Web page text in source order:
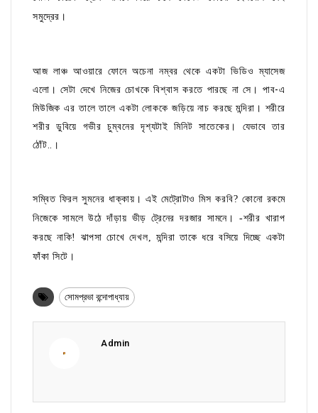
সমুদ্রের।
আজ লাঞ্চ আওয়ারে ফোনে অচেনা নম্বর থেকে একটা ভিডিও ম্যাসেজ
এলো। সেটা দেখে নিজের চোখকে বিশ্বাস করতে পারছে না সে। পাব-এ
মিউজিক এর তালে তালে একটা লোককে জড়িয়ে নাচ করছে মন্দিরা। শরীরে
শরীর ডুবিয়ে গভীর চুম্বনের দৃশ্যটাই মিনিট সাতেকের। যেভাবে তার
ঠোঁট..।
সম্বিত ফিরল সুমনের ধাক্কায়। এই মেট্রোটাও মিস করবি? কোনো রকমে
নিজেকে সামলে উঠে দাঁড়ায় ভীড় ট্রেনের দরজার সামনে। -শরীর খারাপ
করছে নাকি! ঝাপসা চোখে দেখল, মন্দিরা তাকে ধরে বসিয়ে দিচ্ছে একটা
ফাঁকা সিটে।
সোমপ্রভা বন্দোপাধ্যায়
Admin